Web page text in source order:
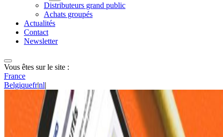
Distributeurs grand public
Achats groupés
Actualités
Contact
Newsletter
Vous êtes sur le site :
France
Belgiquefr|nl|